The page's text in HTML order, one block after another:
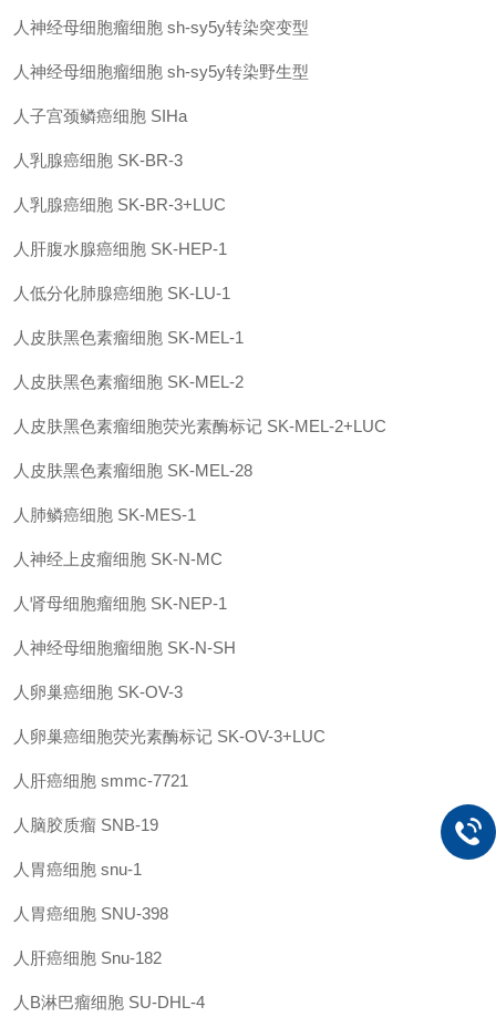
人神经母细胞瘤细胞 sh-sy5y转染突变型
人神经母细胞瘤细胞 sh-sy5y转染野生型
人子宫颈鳞癌细胞 SIHa
人乳腺癌细胞 SK-BR-3
人乳腺癌细胞 SK-BR-3+LUC
人肝腹水腺癌细胞 SK-HEP-1
人低分化肺腺癌细胞 SK-LU-1
人皮肤黑色素瘤细胞 SK-MEL-1
人皮肤黑色素瘤细胞 SK-MEL-2
人皮肤黑色素瘤细胞荧光素酶标记 SK-MEL-2+LUC
人皮肤黑色素瘤细胞 SK-MEL-28
人肺鳞癌细胞 SK-MES-1
人神经上皮瘤细胞 SK-N-MC
人肾母细胞瘤细胞 SK-NEP-1
人神经母细胞瘤细胞 SK-N-SH
人卵巢癌细胞 SK-OV-3
人卵巢癌细胞荧光素酶标记 SK-OV-3+LUC
人肝癌细胞 smmc-7721
人脑胶质瘤 SNB-19
人胃癌细胞 snu-1
人胃癌细胞 SNU-398
人肝癌细胞 Snu-182
人 B淋巴瘤细胞 SU-DHL-4